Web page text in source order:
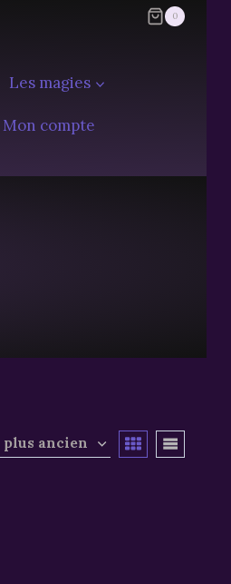
0
Les magies
Mon compte